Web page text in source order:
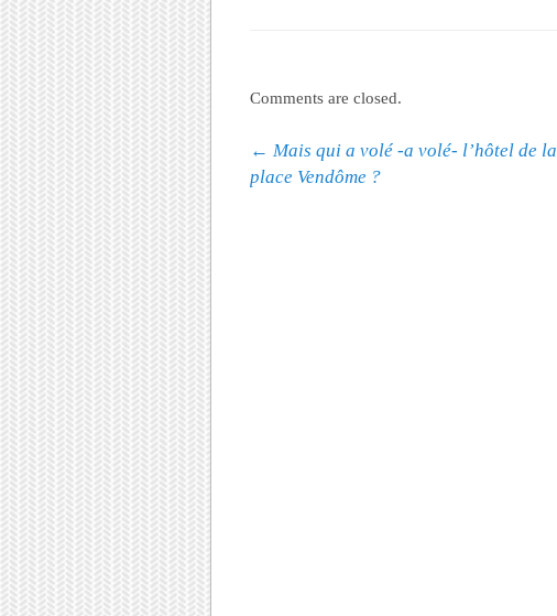
Comments are closed.
Post navigation
← Mais qui a volé -a volé- l’hôtel de la
place Vendôme ?